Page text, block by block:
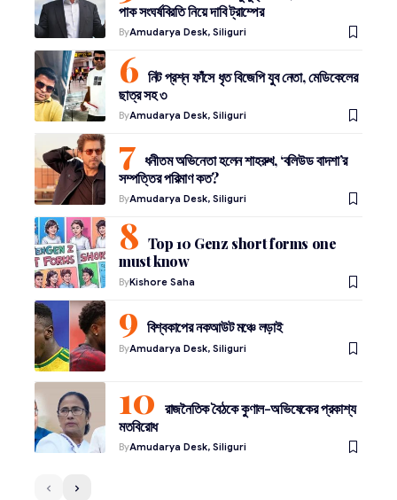
পাক সংঘর্ষবিরতি নিয়ে দাবি ট্রাম্পের
ByAmudarya Desk, Siliguri
নিট প্রশ্ন ফাঁসে ধৃত বিজেপি যুব নেতা, মেডিকেলের
ছাত্র সহ ৩
ByAmudarya Desk, Siliguri
ধনীতম অভিনেতা হলেন শাহরুখ, ‘বলিউড বাদশা’র
সম্পত্তির পরিমাণ কত?
ByAmudarya Desk, Siliguri
Top 10 Genz short forms one
must know
ByKishore Saha
বিশ্বকাপের নকআউট মঞ্চে লড়াই
ByAmudarya Desk, Siliguri
রাজনৈতিক বৈঠকে কুণাল-অভিষেকের প্রকাশ্য
মতবিরোধ
ByAmudarya Desk, Siliguri